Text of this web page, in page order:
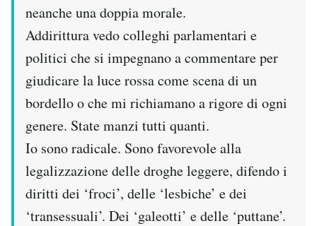
neanche una doppia morale.
Addirittura vedo colleghi parlamentari e
politici che si impegnano a commentare per
giudicare la luce rossa come scena di un
bordello o che mi richiamano a rigore di ogni
genere. State manzi tutti quanti.
Io sono radicale. Sono favorevole alla
legalizzazione delle droghe leggere, difendo i
diritti dei ‘froci’, delle ‘lesbiche’ e dei
‘transessuali’. Dei ‘galeotti’ e delle ‘puttane’.